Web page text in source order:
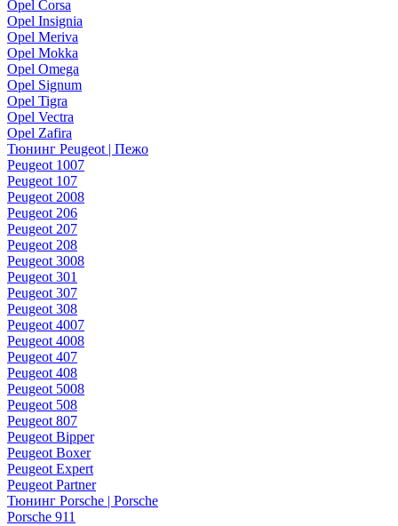
Opel Corsa
Opel Insignia
Opel Meriva
Opel Mokka
Opel Omega
Opel Signum
Opel Tigra
Opel Vectra
Opel Zafira
Тюнинг Peugeot | Пежо
Peugeot 1007
Peugeot 107
Peugeot 2008
Peugeot 206
Peugeot 207
Peugeot 208
Peugeot 3008
Peugeot 301
Peugeot 307
Peugeot 308
Peugeot 4007
Peugeot 4008
Peugeot 407
Peugeot 408
Peugeot 5008
Peugeot 508
Peugeot 807
Peugeot Bipper
Peugeot Boxer
Peugeot Expert
Peugeot Partner
Тюнинг Porsche | Porsche
Porsche 911